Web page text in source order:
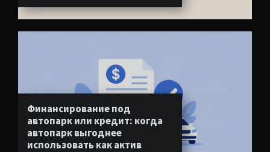
Финансирование под
автопарк или кредит: когда
автопарк выгоднее
использовать как актив